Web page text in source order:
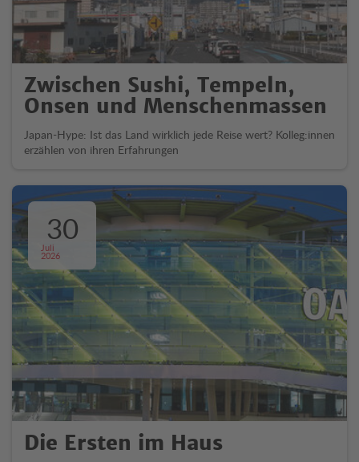
Zwischen Sushi, Tempeln,
Onsen und Menschenmassen
Japan-Hype: Ist das Land wirklich jede Reise wert? Kolleg:innen
erzählen von ihren Erfahrungen
30
Juli
2026
Die Ersten im Haus